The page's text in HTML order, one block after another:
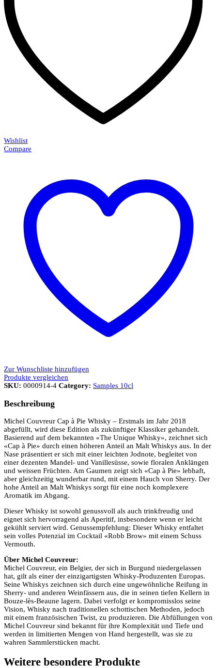
Wishlist
Compare
Zur Wunschliste hinzufügen
Produkte vergleichen
SKU: 0000914-4 Category: Samples 10cl
Beschreibung
Michel Couvreur Cap à Pie Whisky – Erstmals im Jahr 2018
abgefüllt, wird diese Edition als zukünftiger Klassiker gehandelt.
Basierend auf dem bekannten «The Unique Whisky», zeichnet sich
«Cap à Pie» durch einen höheren Anteil an Malt Whiskys aus. In der
Nase präsentiert er sich mit einer leichten Jodnote, begleitet von
einer dezenten Mandel- und Vanillesüsse, sowie floralen Anklängen
und weissen Früchten. Am Gaumen zeigt sich «Cap à Pie» lebhaft,
aber gleichzeitig wunderbar rund, mit einem Hauch von Sherry. Der
hohe Anteil an Malt Whiskys sorgt für eine noch komplexere
Aromatik im Abgang.
Dieser Whisky ist sowohl genussvoll als auch trinkfreudig und
eignet sich hervorragend als Aperitif, insbesondere wenn er leicht
gekühlt serviert wird. Genussempfehlung: Dieser Whisky entfaltet
sein volles Potenzial im Cocktail «Robb Brow» mit einem Schuss
Vermouth.
Über Michel Couvreur:
Michel Couvreur, ein Belgier, der sich in Burgund niedergelassen
hat, gilt als einer der einzigartigsten Whisky-Produzenten Europas.
Seine Whiskys zeichnen sich durch eine ungewöhnliche Reifung in
Sherry- und anderen Weinfässern aus, die in seinen tiefen Kellern in
Bouze-lès-Beaune lagern. Dabei verfolgt er kompromisslos seine
Vision, Whisky nach traditionellen schottischen Methoden, jedoch
mit einem französischen Twist, zu produzieren. Die Abfüllungen von
Michel Couvreur sind bekannt für ihre Komplexität und Tiefe und
werden in limitierten Mengen von Hand hergestellt, was sie zu
wahren Sammlerstücken macht.
Weitere besondere Produkte